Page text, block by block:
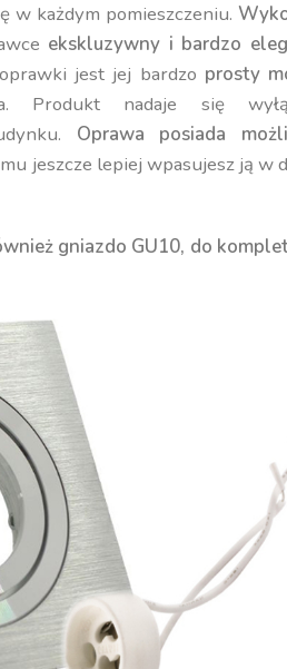
w każdym pomieszczeniu.
ekskluzywny i bardzo
jest jej bardzo prosty
Produkt nadaje się
Oprawa posiada
jeszcze lepiej wpasujesz ją w
gniazdo GU10, do